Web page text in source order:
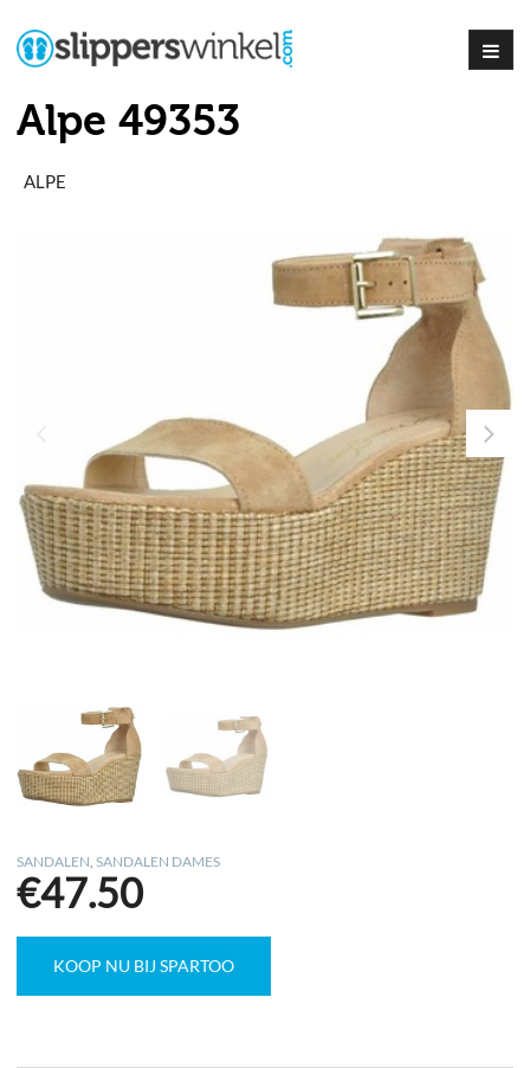
Alpe 49353
ALPE
SANDALEN ,SANDALEN DAMES
€47.50
KOOP NU BIJ SPARTOO